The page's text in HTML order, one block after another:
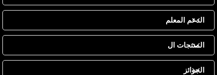
الدعم المعلم
المنتجات ال
الجوائز